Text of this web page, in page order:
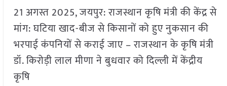
21 अगस्त 2025, जयपुर: राजस्थान कृषि मंत्री की केंद्र से
मांग: घटिया खाद-बीज से किसानों को हुए नुकसान की
भरपाई कंपनियों से कराई जाए – राजस्थान के कृषि मंत्री
डॉ. किरोड़ी लाल मीणा ने बुधवार को दिल्ली में केंद्रीय
कृषि